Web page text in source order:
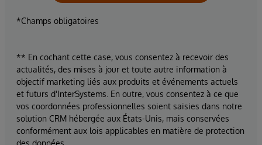
*Champs obligatoires
** En cochant cette case, vous consentez à recevoir des
actualités, des mises à jour et toute autre information à
objectif marketing liés aux produits et événements actuels
et futurs d'InterSystems. En outre, vous consentez à ce que
vos coordonnées professionnelles soient saisies dans notre
solution CRM hébergée aux États-Unis, mais conservées
conformément aux lois applicables en matière de protection
des données.